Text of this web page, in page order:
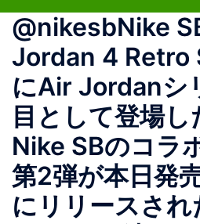
ス
ル
ニ
ュ
ー
@nikesbNike
Jordan 4 Retro
にAir Jordanシ
目として登場し
Nike SBのコラ
第2弾が本日発
にリリースされ